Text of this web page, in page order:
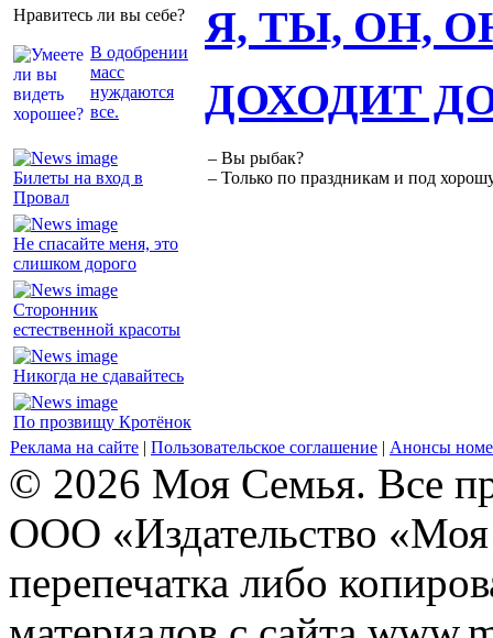
Нравитесь ли вы себе?
В одобрении
масс
нуждаются
все.
Я, ТЫ, ОН,
Билеты на вход в
Провал
Не спасайте меня, это
слишком дорого
Сторонник
естественной красоты
Никогда не сдавайтесь
По прозвищу Кротёнок
ДОХОДИТ
– Вы рыбак?
– Только по праздникам и под
Реклама на сайте | Пользовательское соглашение | Анонсы
© 2026 Моя Семья. Все
ООО «Издательство
перепечатка либо